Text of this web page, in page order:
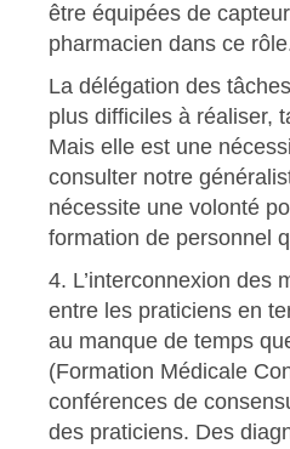
être équipées de
pharmacien dans ce
La délégation des
plus difficiles à réaliser,
Mais elle est une
consulter notre
nécessite une volonté
formation de personnel
4. L’interconnexion des
entre les praticiens en
au manque de temps
(Formation Médicale
conférences de
des praticiens. Des